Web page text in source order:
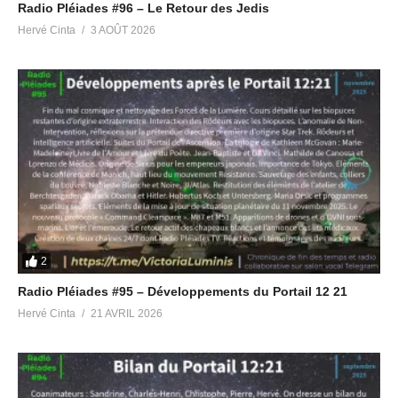
https://www.facebook.com/people/Victoria-
Luminis/100063484569378/
LinkedInhttps://www.linkedin.com/in/herve-gaia/
TikTokhttps://www.tiktok.com/@en.fin.la.lumiere
PLATEFORMES VIDÉO
Youtube Radio Pléiades
https://www.youtube.com/@radiopleiades
Youtube Hervé Gaïa
https://www.youtube.com/@hervegaia
Youtube anglophone
https://www.youtube.com/@victoryofthelight
Odysée 1 https://odysee.com/@HerveGaia:9
TELEGRAM
Radio Pléiades #96 – Le Retour des Jedis
Hervé Cinta 3 AOÛT 2026
2
Radio Pléiades #95 – Développements du Portail 12 21
Hervé Cinta 21 AVRIL 2026